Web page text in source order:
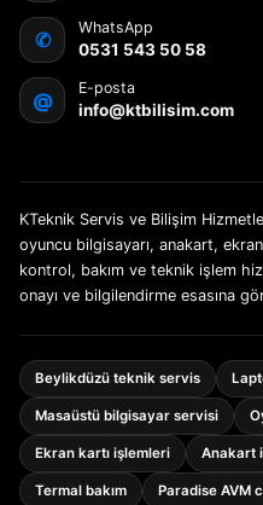
✆
WhatsApp
0531 543 50 58
@
E-posta
info@ktbilisim.com
KTeknik Servis ve Bilişim
oyuncu bilgisayarı, anakart,
kontrol, bakım ve teknik işlem
onayı ve bilgilendirme esasına
Beylikdüzü teknik servis
Masaüstü bilgisayar servisi
Ekran kartı işlemleri Anakart
Termal bakım Paradise AVM